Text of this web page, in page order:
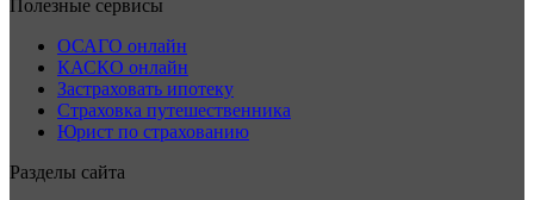
Полезные сервисы
ОСАГО онлайн
КАСКО онлайн
Застраховать ипотеку
Страховка путешественника
Юрист по страхованию
Разделы сайта